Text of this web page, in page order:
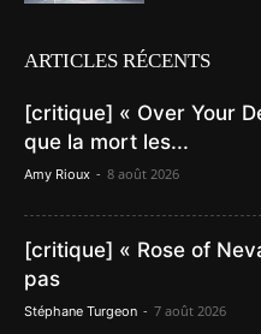
ARTICLES RÉCENTS
[critique] « Over Your
que la mort les...
Amy Rioux - 8 août 2026
[critique] « Rose of
pas
Stéphane Turgeon - 7 août 2026